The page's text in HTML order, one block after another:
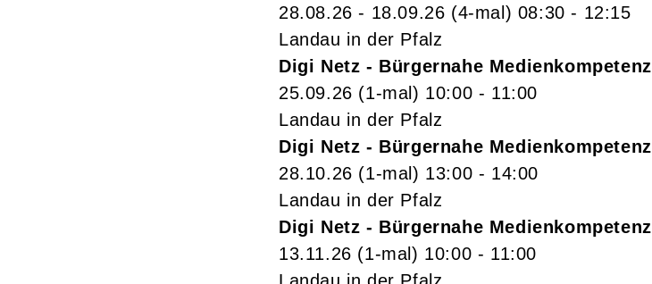
28.08.26 - 18.09.26 (4-mal) 08:30 - 12:15
Landau in der Pfalz
Digi Netz - Bürgernahe Medienkompetenz
25.09.26 (1-mal) 10:00 - 11:00
Landau in der Pfalz
Digi Netz - Bürgernahe Medienkompetenz
28.10.26 (1-mal) 13:00 - 14:00
Landau in der Pfalz
Digi Netz - Bürgernahe Medienkompetenz
13.11.26 (1-mal) 10:00 - 11:00